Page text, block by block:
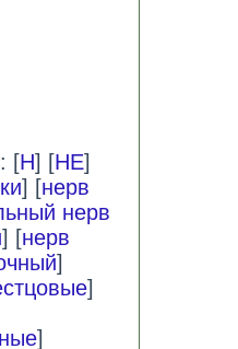
[Н] [НЕ]
] [нерв
нерв
] [нерв
]
]
]